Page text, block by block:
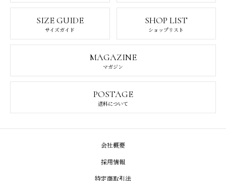
SIZE GUIDE
サイズガイド
SHOP LIST
ショップリスト
MAGAZINE
マガジン
POSTAGE
送料について
会社概要
採用情報
特定商取引法